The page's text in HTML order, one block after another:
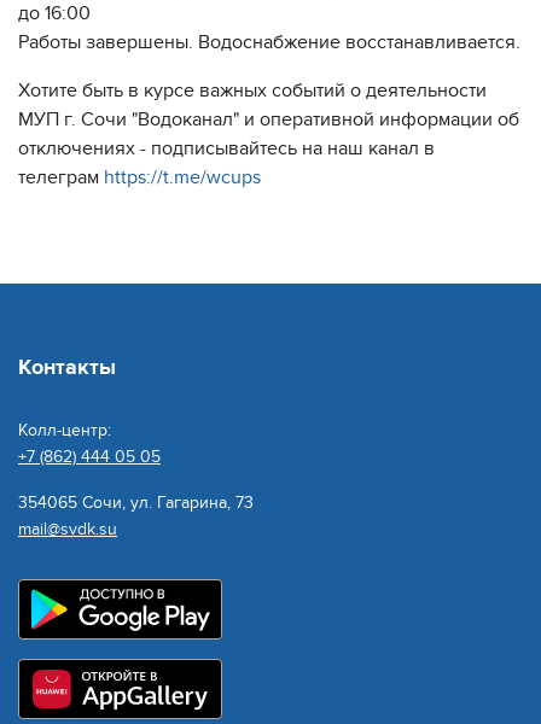
до 16:00
Работы завершены. Водоснабжение восстанавливается.
Хотите быть в курсе важных событий о деятельности
МУП г. Сочи "Водоканал" и оперативной информации об
отключениях - подписывайтесь на наш канал в
телеграм https://t.me/wcups
Контакты
Колл-центр:
+7 (862) 444 05 05
354065 Сочи, ул. Гагарина, 73
mail@svdk.su